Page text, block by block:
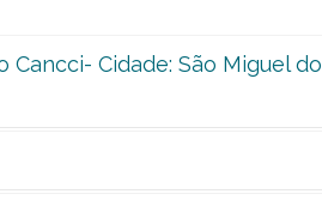
Cancci- Cidade: São Miguel do